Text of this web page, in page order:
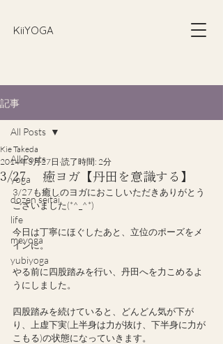
​KiiYOGA
記事
All Posts
yoga
dozen seitai
life
meyoga
yubiyoga
All Posts
3/27 癒ヨガ【丹田を意識する】
Kie Takeda
2014年3月27日 読了時間: 2分
3/27も癒しのヨガにおこしいただきありがとう
ございました(*^_^*)
今日は丁寧にほぐしたあと、立位のポーズをメ
インに。
やる前に四股踏みを行い、丹田へを力こめるよ
うにしました。
四股踏みを続けていると、どんどん気が下が
り、上虚下実(上半身は力が抜け、下半身に力が
こもる)の状態になっていきます。